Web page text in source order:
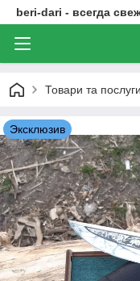
beri-dari - всегда
Товари та послуги
Эксклюзив